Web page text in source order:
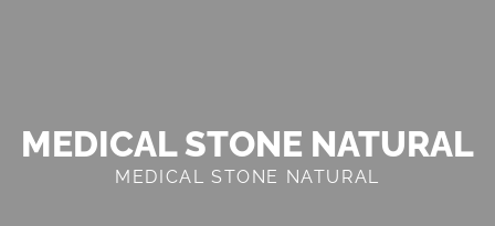
MEDICAL STONE NATURAL
MEDICAL STONE NATURAL